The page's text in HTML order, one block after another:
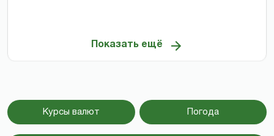
Показать ещё
Курсы валют Погода